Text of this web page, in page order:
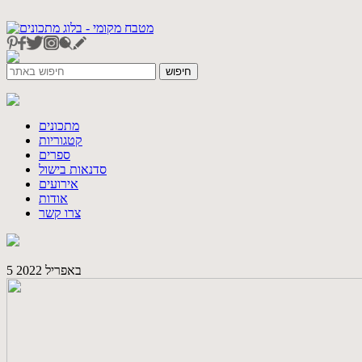
מתכונים
קטגוריות
ספרים
סדנאות בישול
אירועים
אודות
צרו קשר
5 באפריל 2022